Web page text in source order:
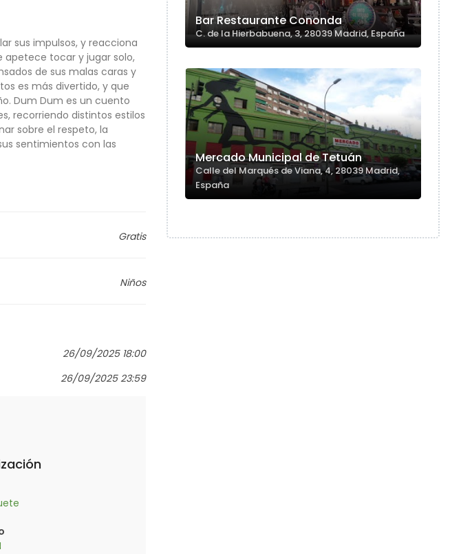
sus impulsos, y reacciona
apetece tocar y jugar solo,
de sus malas caras y
es más divertido, y que
Dum Dum es un cuento
recorriendo distintos estilos
sobre el respeto, la
sentimientos con las
Gratis
Niños
26/09/2025 18:00
26/09/2025 23:59
Bar Restaurante Cononda
C. de la Hierbabuena, 3, 28039 Madrid, España
Mercado Municipal de Tetuán
Calle del Marqués de Viana, 4, 28039 Madrid,
España